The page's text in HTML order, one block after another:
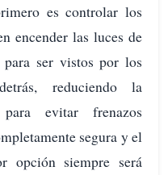
es controlar los
encender las luces de
ser vistos por los
reduciendo la
para evitar frenazos
segura y el
opción siempre será